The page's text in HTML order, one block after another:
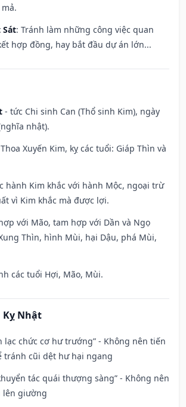
Sát: Tránh làm những công việc quan
hợp đồng, hay bắt đầu dự án lớn...
- tức Chi sinh Can (Thổ sinh Kim), ngày
nhật).
Xuyến Kim, kỵ các tuổi: Giáp Thìn và
hành Kim khắc với hành Mộc, ngoại trừ
vì Kim khắc mà được lợi.
với Mão, tam hợp với Dần và Ngọ
Thìn, hình Mùi, hại Dậu, phá Mùi,
các tuổi Hợi, Mão, Mùi.
Kỵ Nhật
lạc chức cơ hư trướng” - Không nên tiến
tránh cũi dệt hư hại ngang
tác quái thượng sàng” - Không nên
lên giường